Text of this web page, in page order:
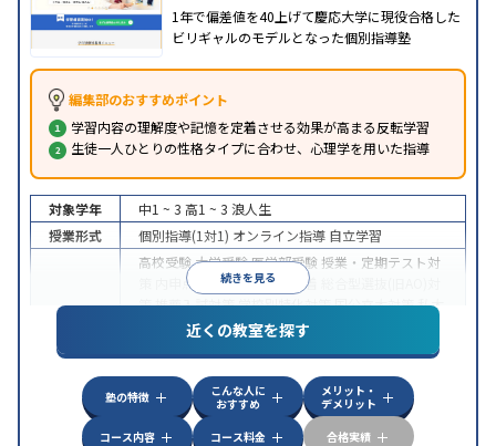
1年で偏差値を40上げて慶応大学に現役合格した
ビリギャルのモデルとなった個別指導塾
編集部のおすすめポイント
学習内容の理解度や記憶を定着させる効果が高まる反転学習
生徒一人ひとりの性格タイプに合わせ、心理学を用いた指導
続きを見る
対象学年 中1 ~ 3 高1 ~ 3 浪人生
授業形式
個別指導(1対1) オンライン指導 自立学習
高校受験大学受験医学部受験 授業・定期テスト対
内申点対策学習習慣の定着
策推薦入試対策学校別特化対策国公立大対策私大
共通テスト対策英検(英語検定)対策
その
特徴
中高一貫校生に対応授業の振替可能 不登校生に対
学習にPC・タブレットを利用オンライン対応
科目から受講可能季節講習のみの受講可発達障害
近くの教室を探す
塾の特徴
こんな人に
おすすめ
メリット・
デメリット
コース内容
コース料金 合格実績